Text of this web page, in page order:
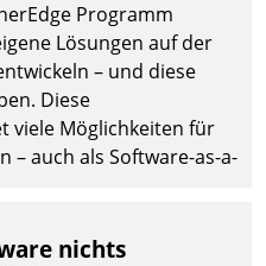
Programm
Lösungen auf der
– und diese
Diese
viele Möglichkeiten für
– auch als Software-as-a-
nichts